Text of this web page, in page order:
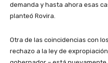
demanda y hasta ahora esas
planteó Rovira.
Otra de las coincidencias con
rechazo a la ley de